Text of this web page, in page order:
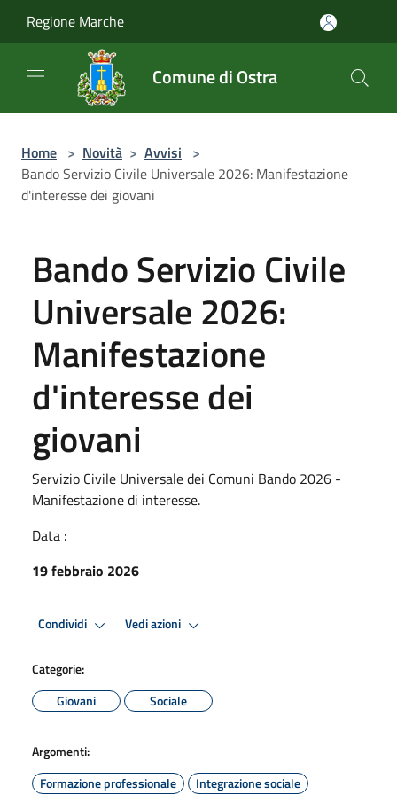
Regione Marche
Comune di Ostra
Home > Novità > Avvisi >
Bando Servizio Civile Universale 2026: Manifestazione
d'interesse dei giovani
Bando Servizio Civile
Universale 2026:
Manifestazione
d'interesse dei
giovani
Servizio Civile Universale dei Comuni Bando 2026 -
Manifestazione di interesse.
Data :
19 febbraio 2026
Condividi Vedi azioni
Categorie:
Giovani
Sociale
Argomenti:
Formazione professionale
Integrazione sociale